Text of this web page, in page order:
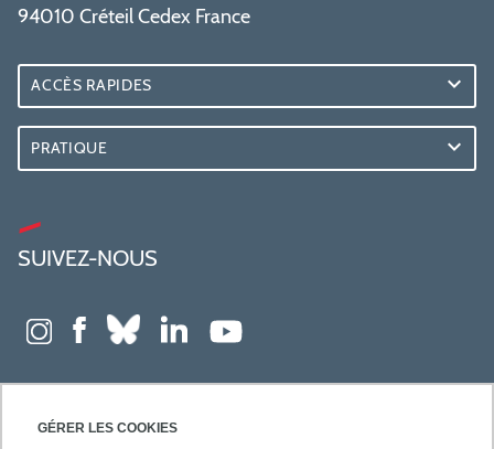
GÉRER LES COOKIES
94010 Créteil Cedex France
ACCÈS RAPIDES
PRATIQUE
SUIVEZ-NOUS